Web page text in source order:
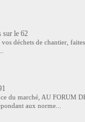
sur le 62
déchets de chantier,
du marché, AU FORUM
aux norme...